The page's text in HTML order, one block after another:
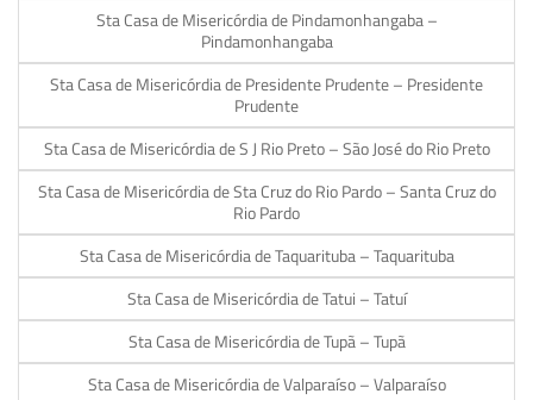
Sta Casa de Misericórdia de Pindamonhangaba –
Pindamonhangaba
Sta Casa de Misericórdia de Presidente Prudente – Presidente
Prudente
Sta Casa de Misericórdia de S J Rio Preto – São José do Rio Preto
Sta Casa de Misericórdia de Sta Cruz do Rio Pardo – Santa Cruz do
Rio Pardo
Sta Casa de Misericórdia de Taquarituba – Taquarituba
Sta Casa de Misericórdia de Tatui – Tatuí
Sta Casa de Misericórdia de Tupã – Tupã
Sta Casa de Misericórdia de Valparaíso – Valparaíso